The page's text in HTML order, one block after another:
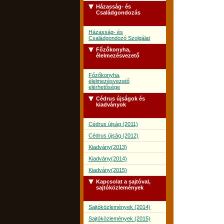
Házasság- és
Családgondozás
Házasság- és
Családgondozó Szolgálat
Főzőkonyha,
élelmezésvezető
Főzőkonyha,
élelmezésvezető
elérhetősége
Cédrus újságok és
kiadványok
Cédrus újság (2011)
Cédrus újság (2012)
Kiadvány(2013)
Kiadvány(2014)
Kiadvány(2015)
Kapcsolat a sajtóval,
sajtóközlemények
Sajtóközlemények (2014)
Sajtóközlemények (2015)